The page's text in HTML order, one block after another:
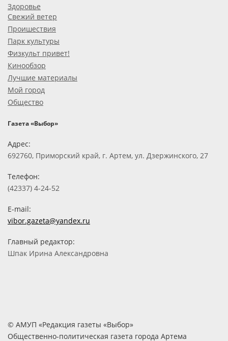
Здоровье
Свежий ветер
Проишествия
Парк культуры
Физкульт привет!
Кинообзор
Лучшие материалы
Мой город
Общество
Газета «Выбор»
Адрес:
692760, Приморский край, г. Артем, ул. Дзержинского, 27
Телефон:
(42337) 4-24-52
E-mail:
vibor.gazeta@yandex.ru
Главный редактор:
Шпак Ирина Александровна
© АМУП «Редакция газеты «Выбор»
Общественно-политическая газета города Артема